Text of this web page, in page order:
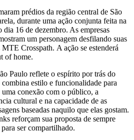
prédios da região central de São
durante uma ação conjunta feita na
16 de dezembro. As empresas
um personagem desfilando suas
Crosspath. A ação se estenderá
of home.
Paulo reflete o espírito por trás do
estilo e funcionalidade para
conexão com o público, a
cultural e na capacidade de as
baseadas naquilo que elas gostam.
reforçam sua proposta de sempre
ser compartilhado.